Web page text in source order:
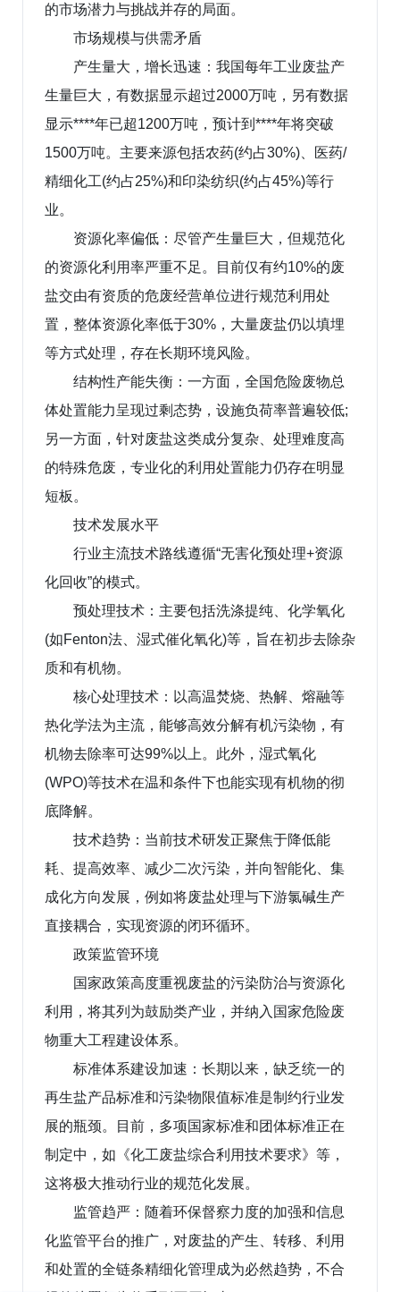
的市场潜力与挑战并存的局面。
市场规模与供需矛盾
产生量大，增长迅速：我国每年工业废盐产
生量巨大，有数据显示超过2000万吨，另有数据
显示****年已超1200万吨，预计到****年将突破
1500万吨。主要来源包括农药(约占30%)、医药/
精细化工(约占25%)和印染纺织(约占45%)等行
业。
资源化率偏低：尽管产生量巨大，但规范化
的资源化利用率严重不足。目前仅有约10%的废
盐交由有资质的危废经营单位进行规范利用处
置，整体资源化率低于30%，大量废盐仍以填埋
等方式处理，存在长期环境风险。
结构性产能失衡：一方面，全国危险废物总
体处置能力呈现过剩态势，设施负荷率普遍较低;
另一方面，针对废盐这类成分复杂、处理难度高
的特殊危废，专业化的利用处置能力仍存在明显
短板。
技术发展水平
行业主流技术路线遵循“无害化预处理+资源
化回收”的模式。
预处理技术：主要包括洗涤提纯、化学氧化
(如Fenton法、湿式催化氧化)等，旨在初步去除杂
质和有机物。
核心处理技术：以高温焚烧、热解、熔融等
热化学法为主流，能够高效分解有机污染物，有
机物去除率可达99%以上。此外，湿式氧化
(WPO)等技术在温和条件下也能实现有机物的彻
底降解。
技术趋势：当前技术研发正聚焦于降低能
耗、提高效率、减少二次污染，并向智能化、集
成化方向发展，例如将废盐处理与下游氯碱生产
直接耦合，实现资源的闭环循环。
政策监管环境
国家政策高度重视废盐的污染防治与资源化
利用，将其列为鼓励类产业，并纳入国家危险废
物重大工程建设体系。
标准体系建设加速：长期以来，缺乏统一的
再生盐产品标准和污染物限值标准是制约行业发
展的瓶颈。目前，多项国家标准和团体标准正在
制定中，如《化工废盐综合利用技术要求》等，
这将极大推动行业的规范化发展。
监管趋严：随着环保督察力度的加强和信息
化监管平台的推广，对废盐的产生、转移、利用
和处置的全链条精细化管理成为必然趋势，不合